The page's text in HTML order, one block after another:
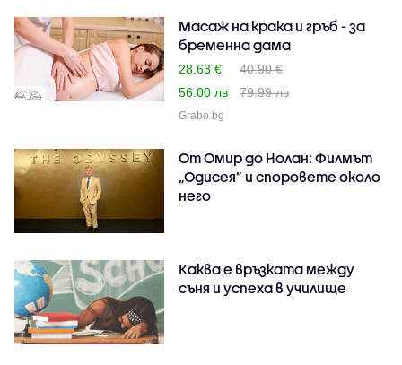
Масаж на крака и гръб - за
бременна дама
28.63 €
40.90 €
56.00 лв
79.99 лв
Grabo.bg
От Омир до Нолан: Филмът
„Одисея” и споровете около
него
Каква е връзката между
съня и успеха в училище